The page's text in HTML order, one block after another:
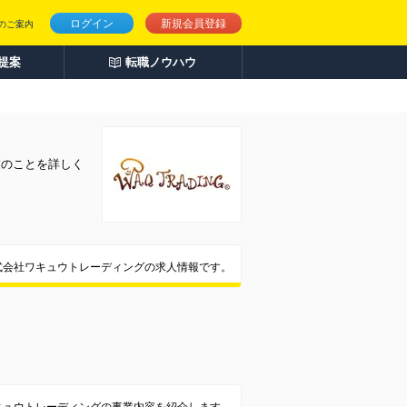
ログイン 新規会員登録
ご案内
案 転職ノウハウ
ことを詳しく
会社ワキュウトレーディングの求人情報です。